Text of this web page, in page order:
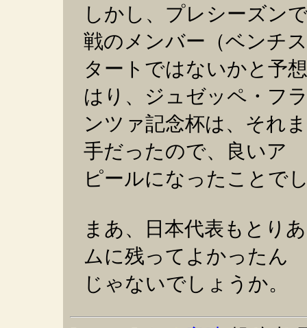
しかし、プレシーズン
戦のメンバー（ベンチス
タートではないかと予
はり、ジュゼッペ・フ
ンツァ記念杯は、それ
手だったので、良いア
ピールになったことで
まあ、日本代表もとり
ムに残ってよかったん
じゃないでしょうか。